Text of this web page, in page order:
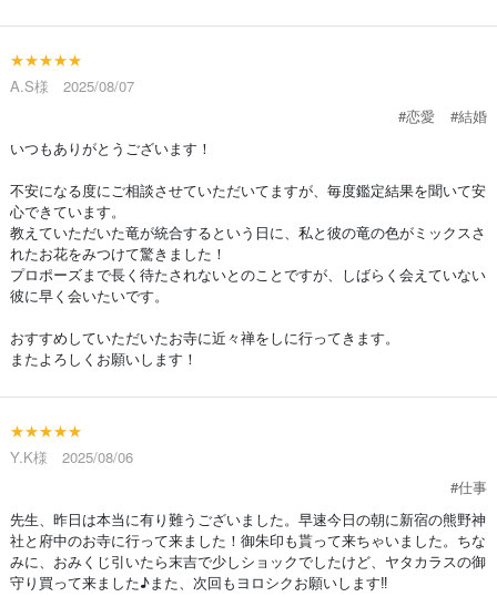
★★★★★
A.S様 2025/08/07
#恋愛
#結婚
いつもありがとうございます！
不安になる度にご相談させていただいてますが、毎度鑑定結果を聞いて安
心できています。
教えていただいた竜が統合するという日に、私と彼の竜の色がミックスさ
れたお花をみつけて驚きました！
プロポーズまで長く待たされないとのことですが、しばらく会えていない
彼に早く会いたいです。
おすすめしていただいたお寺に近々禅をしに行ってきます。
またよろしくお願いします！
★★★★★
Y.K様 2025/08/06
#仕事
先生、昨日は本当に有り難うございました。早速今日の朝に新宿の熊野神
社と府中のお寺に行って来ました！御朱印も貰って来ちゃいました。ちな
みに、おみくじ引いたら末吉で少しショックでしたけど、ヤタカラスの御
守り買って来ました♪また、次回もヨロシクお願いします‼︎